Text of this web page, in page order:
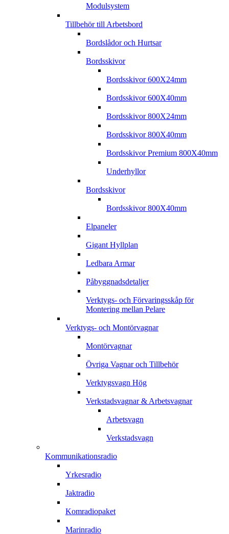
Modulsystem
Tillbehör till Arbetsbord
Bordslådor och Hurtsar
Bordsskivor
Bordsskivor 600X24mm
Bordsskivor 600X40mm
Bordsskivor 800X24mm
Bordsskivor 800X40mm
Bordsskivor Premium 800X40mm
Underhyllor
Bordsskivor
Bordsskivor 800X40mm
Elpaneler
Gigant Hyllplan
Ledbara Armar
Påbyggnadsdetaljer
Verktygs- och Förvaringsskåp för
Montering mellan Pelare
Verktygs- och Montörvagnar
Montörvagnar
Övriga Vagnar och Tillbehör
Verktygsvagn Hög
Verkstadsvagnar & Arbetsvagnar
Arbetsvagn
Verkstadsvagn
Kommunikationsradio
Yrkesradio
Jaktradio
Komradiopaket
Marinradio